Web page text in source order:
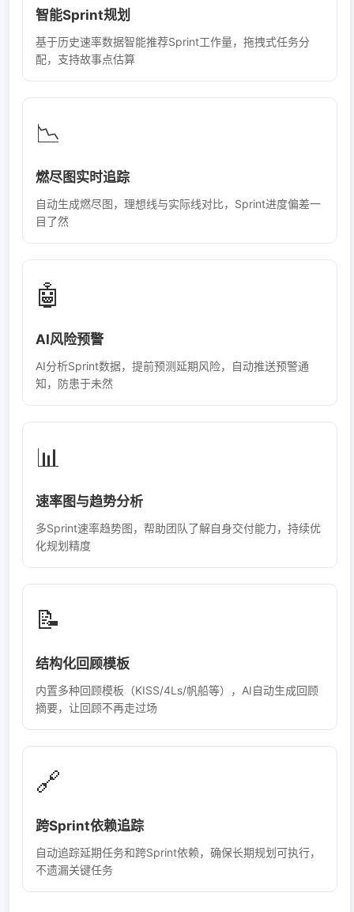
智能Sprint规划
基于历史速率数据智能推荐Sprint工作量，拖拽式任务分
配，支持故事点估算
📉
燃尽图实时追踪
自动生成燃尽图，理想线与实际线对比，Sprint进度偏差一
目了然
🤖
AI风险预警
AI分析Sprint数据，提前预测延期风险，自动推送预警通
知，防患于未然
📊
速率图与趋势分析
多Sprint速率趋势图，帮助团队了解自身交付能力，持续优
化规划精度
📝
结构化回顾模板
内置多种回顾模板（KISS/4Ls/帆船等），AI自动生成回顾
摘要，让回顾不再走过场
🔗
跨Sprint依赖追踪
自动追踪延期任务和跨Sprint依赖，确保长期规划可执行，
不遗漏关键任务